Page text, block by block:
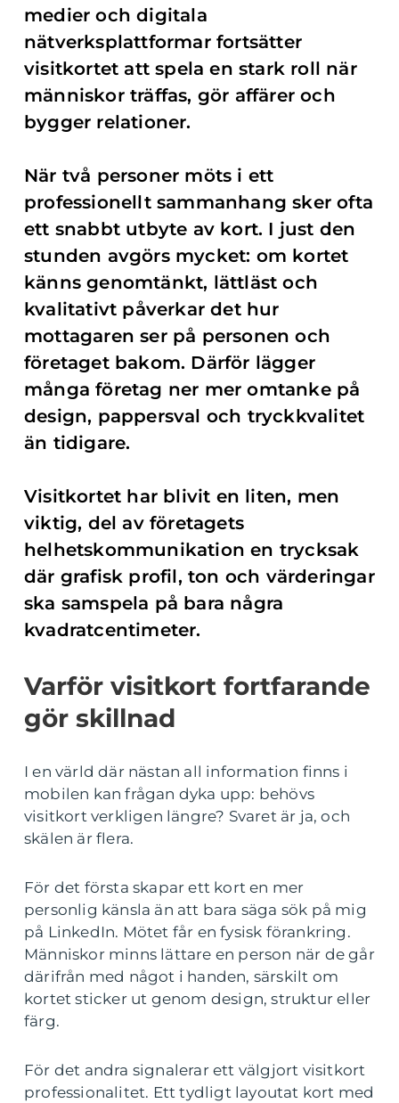
medier och digitala
nätverksplattformar fortsätter
visitkortet att spela en stark roll när
människor träffas, gör affärer och
bygger relationer.
När två personer möts i ett
professionellt sammanhang sker ofta
ett snabbt utbyte av kort. I just den
stunden avgörs mycket: om kortet
känns genomtänkt, lättläst och
kvalitativt påverkar det hur
mottagaren ser på personen och
företaget bakom. Därför lägger
många företag ner mer omtanke på
design, pappersval och tryckkvalitet
än tidigare.
Visitkortet har blivit en liten, men
viktig, del av företagets
helhetskommunikation en trycksak
där grafisk profil, ton och värderingar
ska samspela på bara några
kvadratcentimeter.
Varför visitkort fortfarande
gör skillnad
I en värld där nästan all information finns i
mobilen kan frågan dyka upp: behövs
visitkort verkligen längre? Svaret är ja, och
skälen är flera.
För det första skapar ett kort en mer
personlig känsla än att bara säga sök på mig
på LinkedIn. Mötet får en fysisk förankring.
Människor minns lättare en person när de går
därifrån med något i handen, särskilt om
kortet sticker ut genom design, struktur eller
färg.
För det andra signalerar ett välgjort visitkort
professionalitet. Ett tydligt layoutat kort med